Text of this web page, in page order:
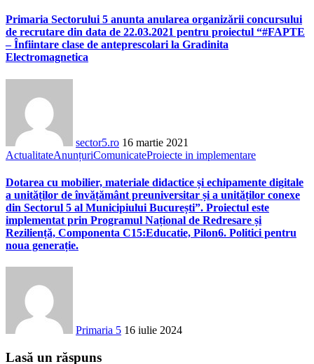
Primaria Sectorului 5 anunta anularea organizării concursului
de recrutare din data de 22.03.2021 pentru proiectul “#FAPTE
– Înfiintare clase de anteprescolari la Gradinita
Electromagnetica
sector5.ro 16 martie 2021
ActualitateAnunțuriComunicateProiecte in implementare
Dotarea cu mobilier, materiale didactice și echipamente digitale
a unităților de învățământ preuniversitar și a unităților conexe
din Sectorul 5 al Municipiului București”. Proiectul este
implementat prin Programul Național de Redresare și
Reziliență, Componenta C15:Educatie, Pilon6. Politici pentru
noua generație.
Primaria 5 16 iulie 2024
Lasă un răspuns